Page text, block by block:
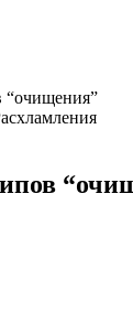
“очищения”